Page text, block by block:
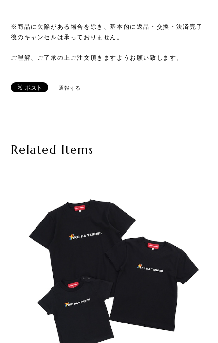
※商品に欠陥がある場合を除き、基本的に返品・交換・決済完了
後のキャンセルは承っておりません。
ご理解、ご了承の上ご注文頂きますようお願い致します。
通報する
Related Items